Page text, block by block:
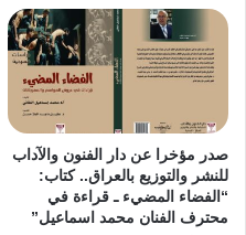
صدر مؤخرا عن دار الفنون والآداب
للنشر والتوزيع بالعراق.. كتاب:
“الفضاء المضيء ـ قراءة في
محترف الفنان محمد اسماعيل”